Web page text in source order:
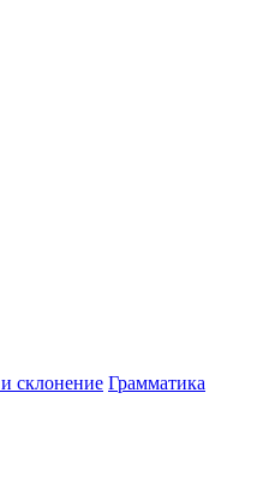
и склонение Грамматика